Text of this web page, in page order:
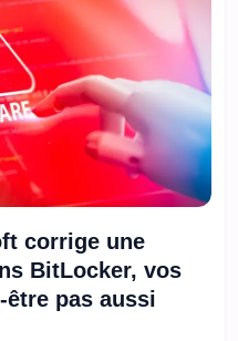
corrige une
BitLocker, vos
être pas aussi